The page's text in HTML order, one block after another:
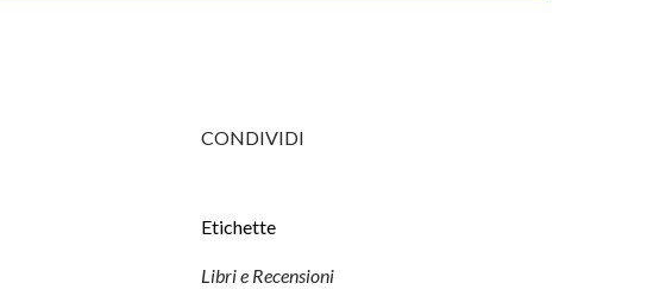
CONDIVIDI
Etichette
Libri e Recensioni